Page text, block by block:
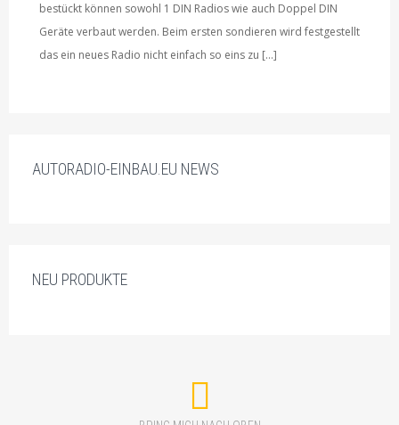
bestückt können sowohl 1 DIN Radios wie auch Doppel DIN
Geräte verbaut werden. Beim ersten sondieren wird festgestellt
das ein neues Radio nicht einfach so eins zu […]
AUTORADIO-EINBAU.EU NEWS
NEU PRODUKTE